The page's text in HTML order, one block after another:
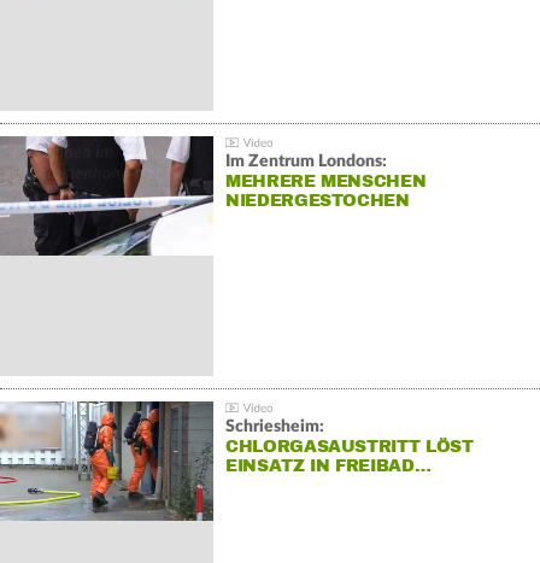
Im Zentrum Londons:
MEHRERE MENSCHEN
NIEDERGESTOCHEN
Schriesheim:
CHLORGASAUSTRITT LÖST
EINSATZ IN FREIBAD…